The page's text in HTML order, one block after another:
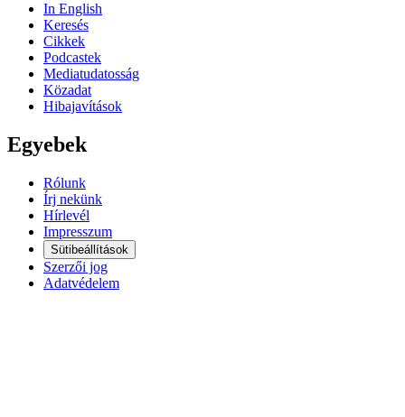
In English
Keresés
Cikkek
Podcastek
Mediatudatosság
Közadat
Hibajavítások
Egyebek
Rólunk
Írj nekünk
Hírlevél
Impresszum
Sütibeállítások
Szerzői jog
Adatvédelem